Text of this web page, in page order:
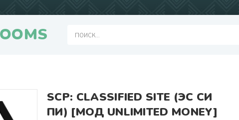
SCP: CLASSIFIED SITE (ЭС СИ
ПИ) [МОД UNLIMITED MONEY]